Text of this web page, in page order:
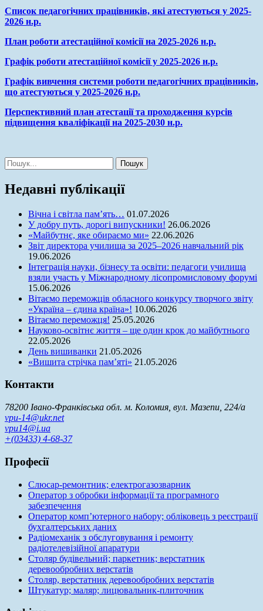
Список педагогічних працівників, які атестуються у 2025-
2026 н.р.
План роботи атестаційної комісії на 2025-2026 н.р.
Графік роботи атестаційної комісії у 2025-2026 н.р.
Графік вивчення системи роботи педагогічних працівників,
що атестуються у 2025-2026 н.р.
Перспективний план атестації та проходження курсів
підвищення кваліфікації на 2025-2030 н.р.
Шукати:
Недавні публікації
Вічна і світла пам’ять… 01.07.2026
У добру путь, дорогі випускники! 26.06.2026
«Майбутнє, яке обираємо ми» 22.06.2026
Звіт директора училища за 2025–2026 навчальний рік
19.06.2026
Інтеграція науки, бізнесу та освіти: педагоги училища
взяли участь у Міжнародному лісопромисловому форумі
15.06.2026
Вітаємо переможців обласного конкурсу творчого звіту
«Україна – єдина країна»! 10.06.2026
Вітаємо переможця! 25.05.2026
Науково-освітнє життя – ще один крок до майбутнього
22.05.2026
День вишиванки 21.05.2026
«Вишита стрічка пам’яті» 21.05.2026
Контакти
78200 Івано-Франківська обл. м. Коломия, вул. Мазепи, 224/а
vpu-14@ukr.net
vpu14@i.ua
+(03433) 4-68-37
Професії
Слюсар-ремонтник; електрогазозварник
Оператор з обробки інформації та програмного
забезпечення
Оператор комп’ютерного набору; обліковець з реєстрації
бухгалтерських даних
Радіомеханік з обслуговування і ремонту
радіотелевізійної апаратури
Столяр будівельний; паркетник; верстатник
деревообробних верстатів
Столяр, верстатник деревообробних верстатів
Штукатур; маляр; лицювальник-плиточник